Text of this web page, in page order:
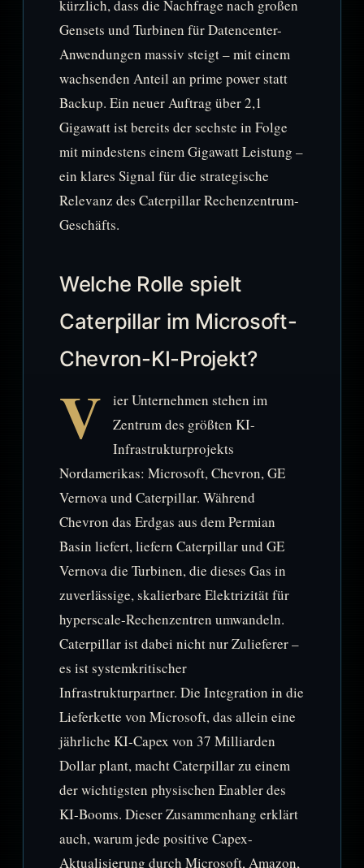
kürzlich, dass die Nachfrage nach großen
Gensets und Turbinen für Datencenter-
Anwendungen massiv steigt – mit einem
wachsenden Anteil an prime power statt
Backup. Ein neuer Auftrag über 2,1
Gigawatt ist bereits der sechste in Folge
mit mindestens einem Gigawatt Leistung –
ein klares Signal für die strategische
Relevanz des Caterpillar Rechenzentrum-
Geschäfts.
Welche Rolle spielt
Caterpillar im Microsoft-
Chevron-KI-Projekt?
V
ier Unternehmen stehen im
Zentrum des größten KI-
Infrastrukturprojekts
Nordamerikas: Microsoft, Chevron, GE
Vernova und Caterpillar. Während
Chevron das Erdgas aus dem Permian
Basin liefert, liefern Caterpillar und GE
Vernova die Turbinen, die dieses Gas in
zuverlässige, skalierbare Elektrizität für
hyperscale-Rechenzentren umwandeln.
Caterpillar ist dabei nicht nur Zulieferer –
es ist systemkritischer
Infrastrukturpartner. Die Integration in die
Lieferkette von Microsoft, das allein eine
jährliche KI-Capex von 37 Milliarden
Dollar plant, macht Caterpillar zu einem
der wichtigsten physischen Enabler des
KI-Booms. Dieser Zusammenhang erklärt
auch, warum jede positive Capex-
Aktualisierung durch Microsoft, Amazon,